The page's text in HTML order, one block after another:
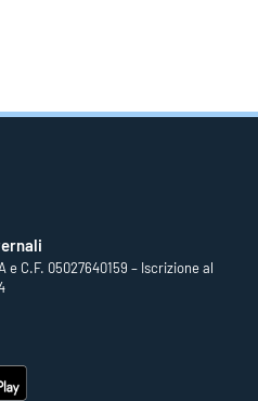
e C.F. 05027640159 – Iscrizione al